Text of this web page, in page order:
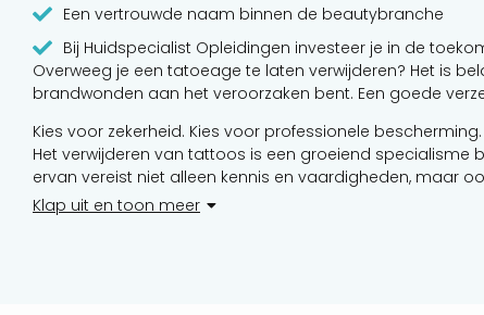
Een vertrouwde naam binnen de beautybranche
Bij Huidspecialist Opleidingen investeer je in de
Overweeg je een tatoeage te laten verwijderen? Het is
brandwonden aan het veroorzaken bent. Een goede
Kies voor zekerheid. Kies voor professionele
Het verwijderen van tattoos is een groeiend specialisme
ervan vereist niet alleen kennis en vaardigheden, maar
erbij komen kijken. Bij Huidspecialist Opleidingen
Klap uit en toon meer